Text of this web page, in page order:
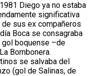
Diego ya no estaba
significativa
sus ex compañeros
Boca se consagraba
boquense –de
Bombonera.
se salvaba del
(gol de Salinas, de